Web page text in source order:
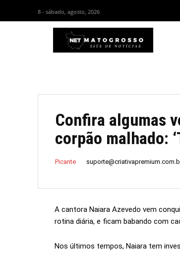
8 - sábado, agosto, 2026
Confira algumas
corpão malhado:
Picante
A cantora Naiara Azevedo vem
rotina diária, e ficam babando com
Nos últimos tempos, Naiara tem